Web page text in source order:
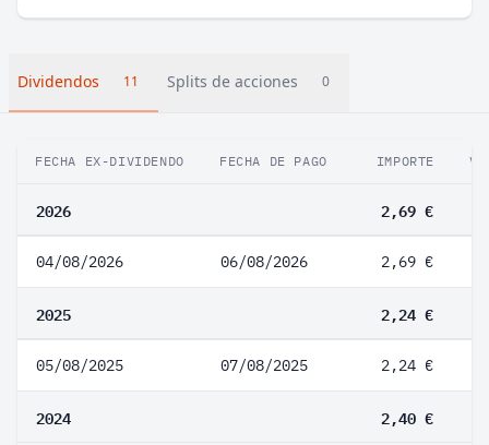
Dividendos 11 Splits de acciones 0
FECHA EX-DIVIDENDO FECHA DE PAGO IMPORTE
2026 2,69 €
04/08/2026 06/08/2026 2,69 €
2025 2,24 €
05/08/2025 07/08/2025 2,24 €
2024 2,40 €